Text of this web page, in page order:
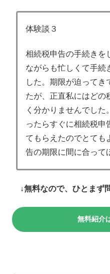
体験談３
相続税申告の手続きを
ながらも忙しくて手続
した。期限が迫ってき
たが、正直私にはどの
く分かりませんでした
ったらすぐに相続税申
てもらえたのでとても
告の期限に間に合って
↓無料なので、ひとまず
無料紹介